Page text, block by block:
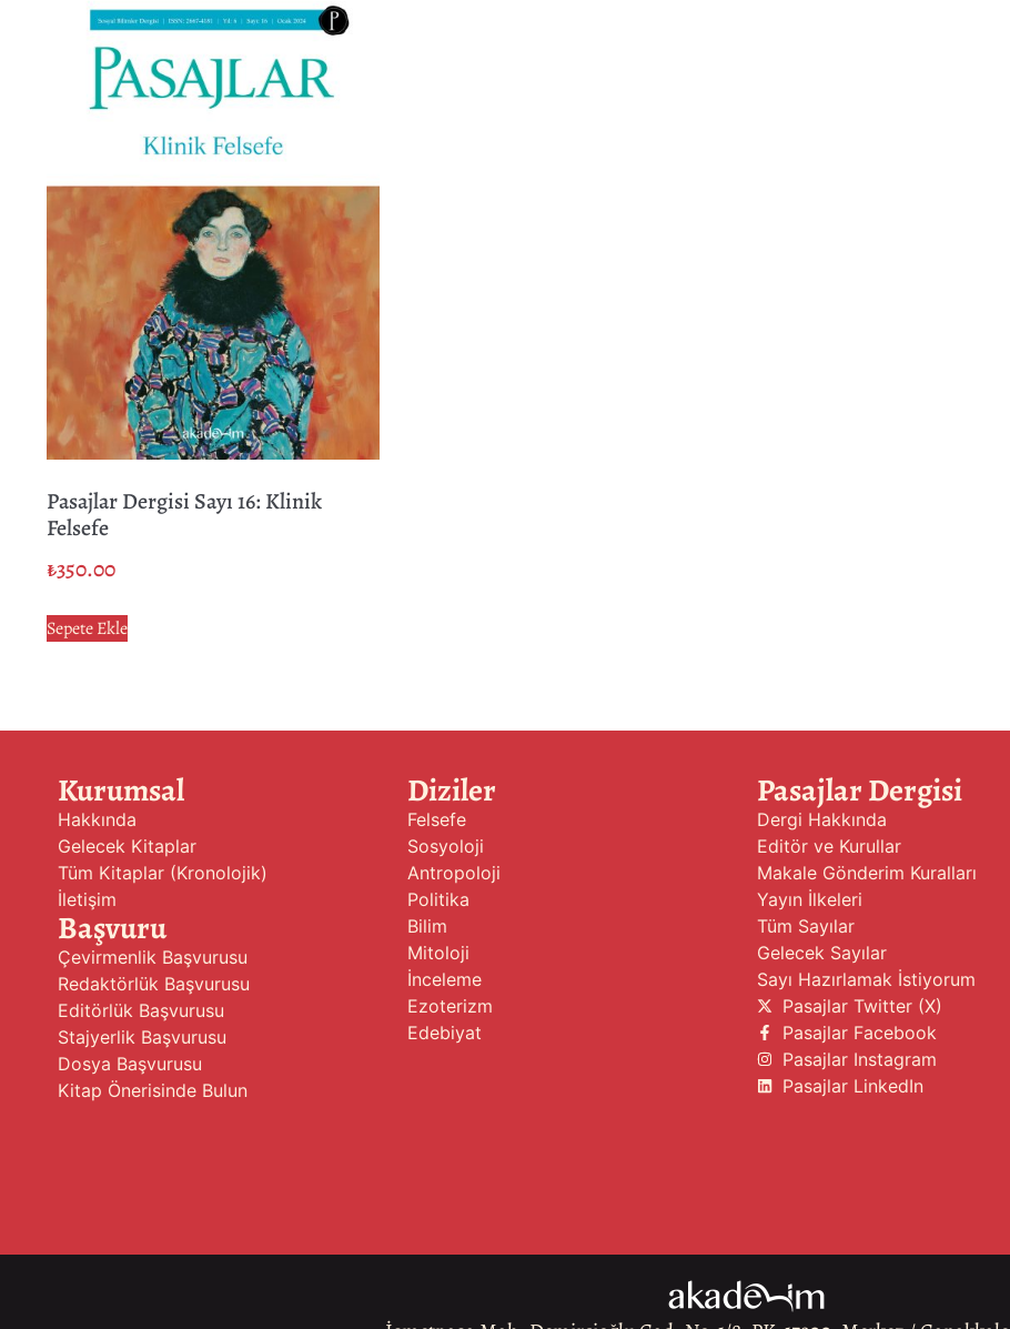
Pasajlar Dergisi Sayı 16: Klinik
Felsefe
₺350.00
Sepete Ekle
Kurumsal
Hakkında
Gelecek Kitaplar
Tüm Kitaplar (Kronolojik)
İletişim
Başvuru
Çevirmenlik Başvurusu
Redaktörlük Başvurusu
Editörlük Başvurusu
Stajyerlik Başvurusu
Dosya Başvurusu
Kitap Önerisinde Bulun
Diziler
Felsefe
Sosyoloji
Antropoloji
Politika
Bilim
Mitoloji
İnceleme
Ezoterizm
Edebiyat
Pasajlar Dergisi
Dergi Hakkında
Editör ve Kurullar
Makale Gönderim Kuralları
Yayın İlkeleri
Tüm Sayılar
Gelecek Sayılar
Sayı Hazırlamak İstiyorum
Pasajlar Twitter (X)
Pasajlar Facebook
Pasajlar Instagram
Pasajlar LinkedIn